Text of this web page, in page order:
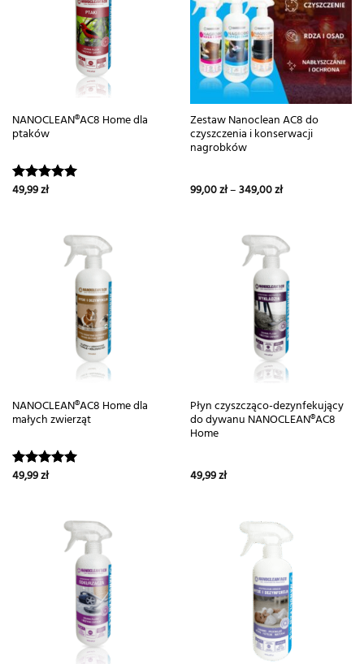
NANOCLEAN®AC8 Home dla
ptaków
Oceniono
49,99zł
Zestaw Nanoclean AC8 do
czyszczenia i konserwacji
nagrobków
99,00zł–349,00zł
NANOCLEAN®AC8 Home dla
małych zwierząt
Oceniono
49,99zł
Płyn czyszcząco-dezynfekujący
do dywanu NANOCLEAN®AC8
Home
49,99zł